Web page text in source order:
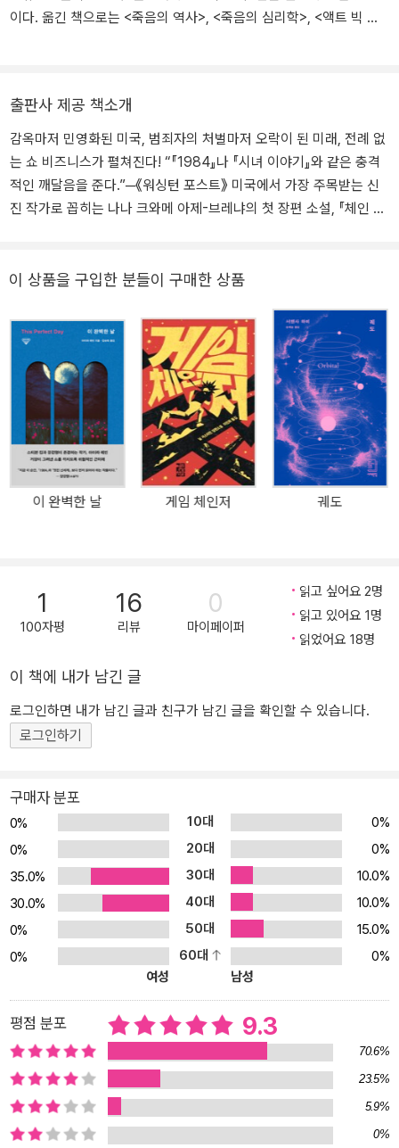
이다. 옮긴 책으로는 <죽음의 역사>, <죽음의 심리학>, <액트 빅 씽
출판사 제공 책소개
감옥마저 민영화된 미국, 범죄자의 처벌마저 오락이 된 미래, 전례 없
는 쇼 비즈니스가 펼쳐진다! “『1984』나 『시녀 이야기』와 같은 충격
적인 깨달음을 준다.”─《워싱턴 포스트》 미국에서 가장 주목받는 신
진 작가로 꼽히는 나나 크와메 아제-브레냐의 첫 장편 소설, 『체인 갱
로, 민영화된 교도소가 실존하는 미국의 사회 구조에 시청률 경쟁에
템 구조를 결합시켰다. “『1984』나 『시녀 이야기』와 같은 충격적인
깨달음을 준다(워싱턴포스트)”는 평가를 받으며 《뉴욕 타임스》, 《워
싱턴 포스트》를 비롯해 20여 개 주요 매체가 올해 최고의 소설로 선
정했고, 록산 게이 북클럽, 제나 북클럽 소설로도 선정되며 상업적으
로도 큰 주목을 받았다. 첫 장편 소설로는 이례적으로 전미도서상 최
종 후보에 오르며 “액션, 사회적 비판, 문학적 세련미가 결합된 작품
으로……오직 소설만이 가능한 방식으로 미국 형벌 시스템의 비인간
성을 조명하며, 인종과 젠더, 오락성과 도덕성이 복잡하게 교차하는
지점을 드러냈다”는 평을 받은 것을 비롯, 앤드루 카네기 메달, 아스
작가의 반열에 그를 올릴 것(시카고 트리뷴)”이라는 찬사를 받고 있
다. 자유를 위해 연인과 싸워야 하는 흑인 여성 전사. 그리고 그를 ‘소
로그램에 참가한 서워는, 전례 없는 성공을 거둔 끝에 완전 사면까지
전 세계적으로 인기 있는 또 다른 선수 스택스는 그의 연인이다. 두 사
람은 CAPE가 낳은 가장 유명한 커플로 전 세계 팬층의 절대적인 지
야 할 상대가 바로 스택스라는 정보를 입수하게 된다. 작중 전 세계가
가장 보고 싶어 하던 매치업이 현실이 되는 순간이다. 서워는 이 사실
을 스택스에게 전해야 할지, 사랑하는 이를 죽여야 할지, 혹은 자신이
죽어야 할지를 고민하지만, 그 사이에도 다음 경기는 코앞으로 다가
오고, 대중의 열광은 날로 거세진다. 한편, CAPE 프로그램의 존폐를
둘러싸고 인권 단체의 시위가 격화되면서, 서워의 운명은 누구도 예
측할 수 없는 방향으로 흐르기 시작한다. 고문을 완성하기 위하여 주
최자들은 그녀가 가장 사랑하는 사람을 파괴하라고 요구할 예정이었
다. 그녀를 지구에 붙들어 둔 사람을. 서워는 사람들의 목소리가 그녀
를 움직이게 두었다. 그들의 희망이 혈관으로 스며들게 두었다._본문
중에서 ‘범죄자를 처벌함으로써 정의를 구현할 수 있는가?’ ‘인간의
존엄도 거래할 수 있는가?’ 이곳의 재소자들과 모든 감금되어 있거나
감금된 적 있는 사람들에게 사랑을 보낸다. 여러분의 목소리는 매우
중요했다_ 작가의 말 현재 미국은 의료뿐 아니라 교정 시설 역시 민영
화되어, 수감자가 많을수록 더 많은 이윤이 발생하는 구조를 띠고 있
다. 그에 따라 감옥 내 비위생적 환경, 인권 침해, 수감자 간 폭력은 구
이 상품을 구입한 분들이 구매한 상품
이 완벽한 날 게임 체인저 궤도
1
100자평
16
리뷰
0
마이페이퍼
읽고 싶어요 2명
읽고 있어요 1명
읽었어요 18명
이 책에 내가 남긴 글
로그인하면 내가 남긴 글과 친구가 남긴 글을 확인할 수 있습니다.
로그인하기
구매자 분포
0% 10대
0%
0%
20대
0%
35.0%
30대
10.0%
30.0%
40대
10.0%
0%
50대
15.0%
0%
60대
0%
여성
남성
평점 분포 9.3
70.6%
23.5%
5.9%
0%